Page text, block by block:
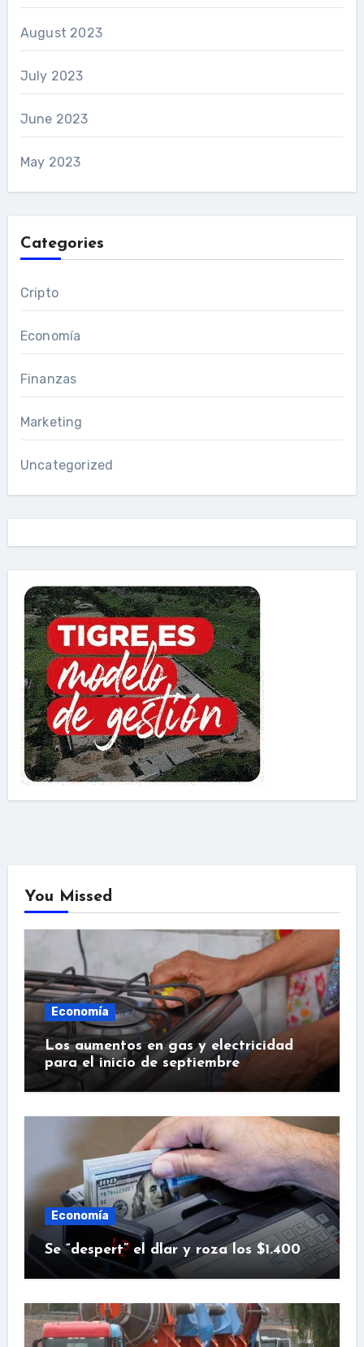
August 2023
July 2023
June 2023
May 2023
Categories
Cripto
Economía
Finanzas
Marketing
Uncategorized
You Missed
Economía
Los aumentos en gas y electricidad
para el inicio de septiembre
Economía
Se “despert” el dlar y roza los $1.400